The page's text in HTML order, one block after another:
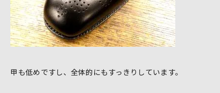
甲も低めですし、全体的にもすっきりしています。